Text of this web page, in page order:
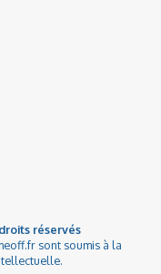
réservés
sont soumis à la